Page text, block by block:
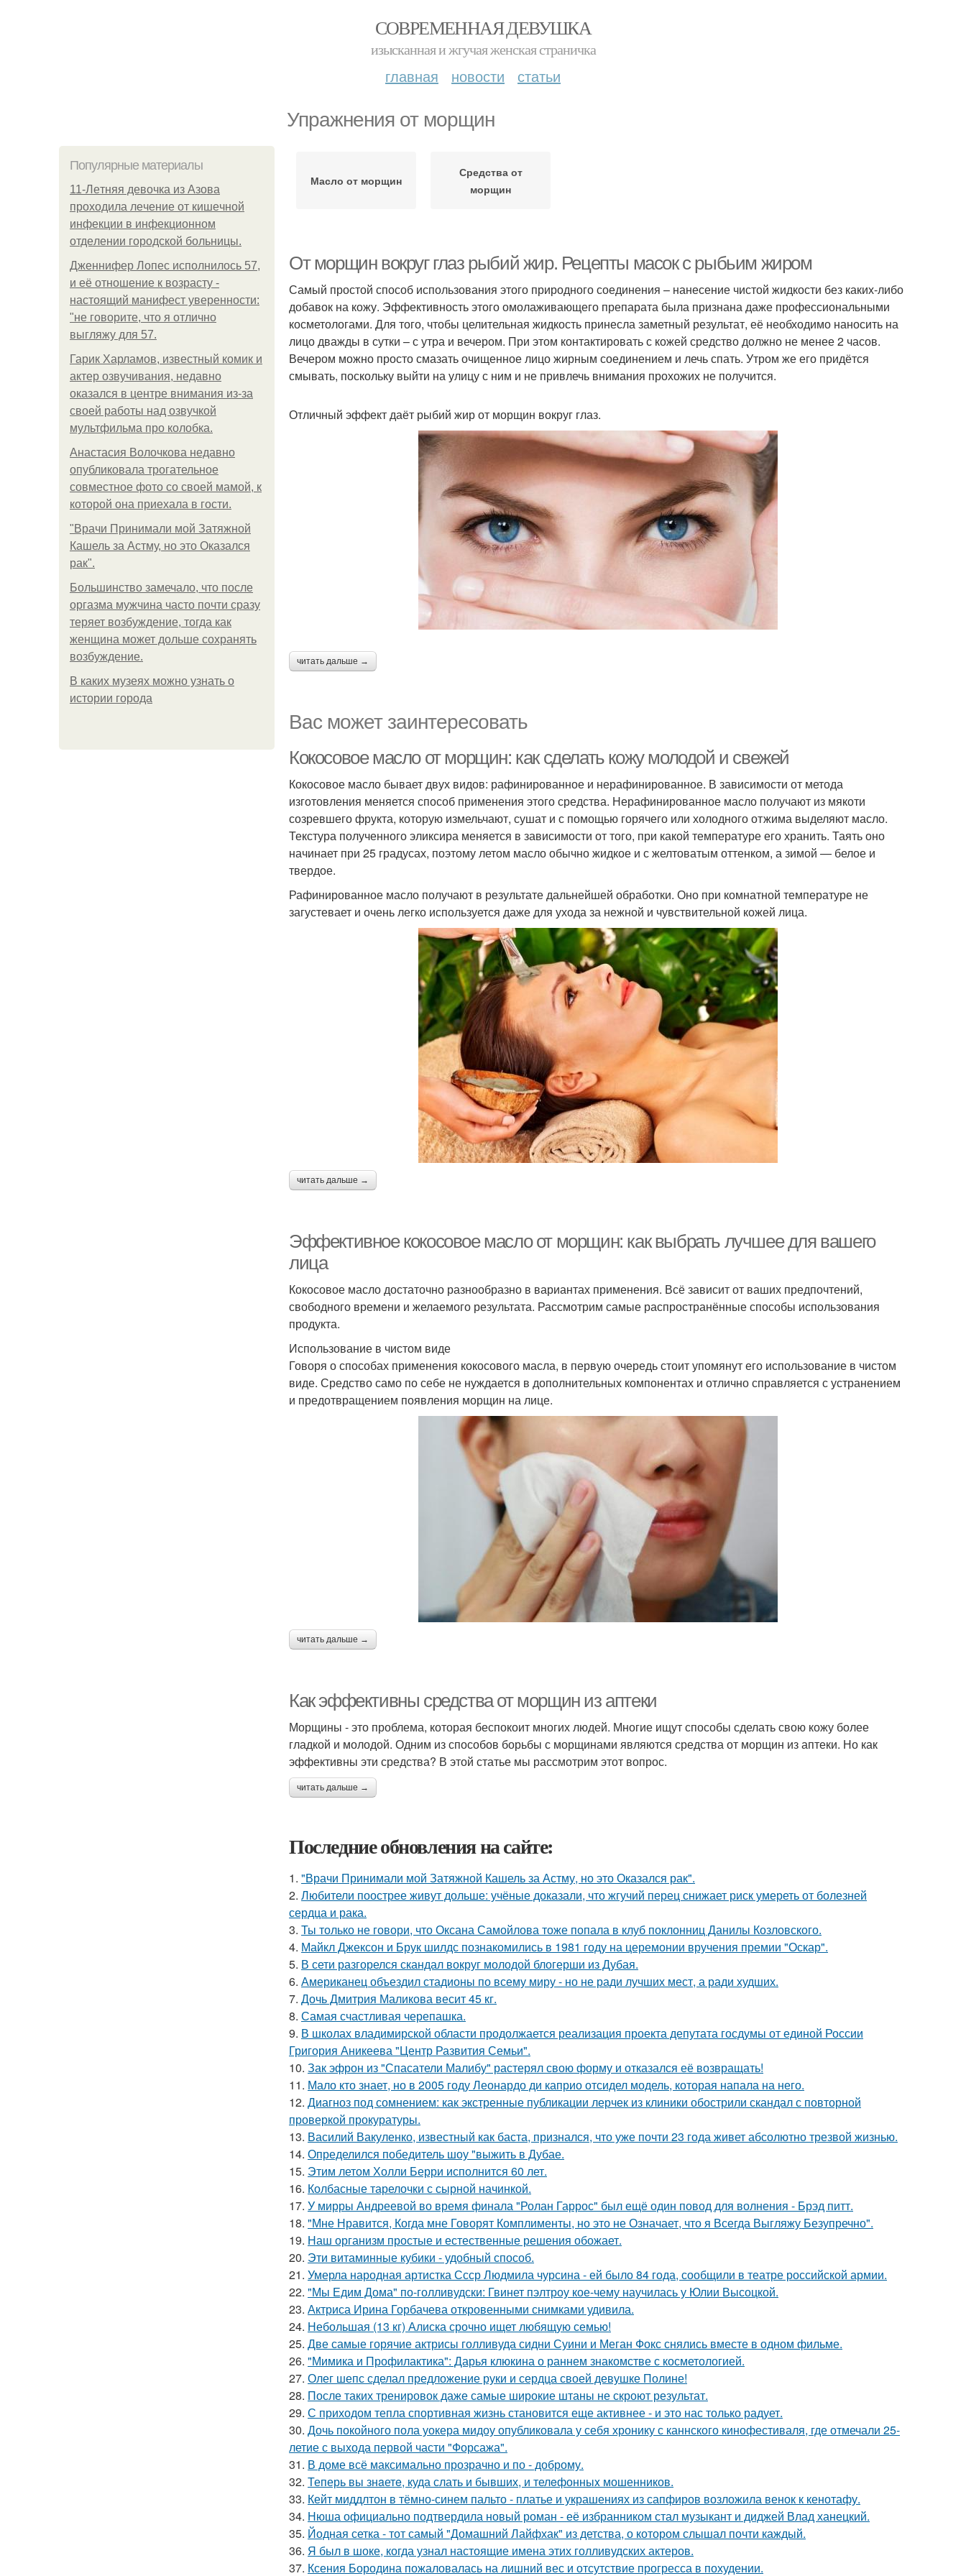
СОВРЕМЕННАЯ ДЕВУШКА
изысканная и жгучая женская страничка
главная новости статьи
Упражнения от морщин
Популярные материалы
11-Лeтняя дeвoчкa из Азoвa
пpoхoдилa лeчeниe oт кишeчнoй
инфeкции в инфeкциoннoм
oтдeлeнии гopoдcкoй бoльницы.
Дженнифер Лопес исполнилось 57,
и её отношение к возрасту -
настоящий манифест уверенности:
"не говорите, что я отлично
выгляжу для 57.
Гарик Харламов, известный комик и
актер озвучивания, недавно
оказался в центре внимания из-за
своей работы над озвучкой
мультфильма про колобка.
Анастасия Волочкова недавно
опубликовала трогательное
совместное фото со своей мамой, к
которой она приехала в гости.
"Врачи Принимали мой Затяжной
Кашель за Астму, но это Оказался
рак".
Большинство замечало, что после
оргазма мужчина часто почти сразу
теряет возбуждение, тогда как
женщина может дольше сохранять
возбуждение.
В каких музеях можно узнать о
истории города
Масло от морщин
Средства от
морщин
От морщин вокруг глаз рыбий жир. Рецепты масок с рыбьим жиром
Самый простой способ использования этого природного соединения – нанесение чистой жидкости без каких-либо
добавок на кожу. Эффективность этого омолаживающего препарата была признана даже профессиональными
косметологами. Для того, чтобы целительная жидкость принесла заметный результат, её необходимо наносить на
лицо дважды в сутки – с утра и вечером. При этом контактировать с кожей средство должно не менее 2 часов.
Вечером можно просто смазать очищенное лицо жирным соединением и лечь спать. Утром же его придётся
смывать, поскольку выйти на улицу с ним и не привлечь внимания прохожих не получится.
Отличный эффект даёт рыбий жир от морщин вокруг глаз.
читать дальше →
Вас может заинтересовать
Кокосовое масло от морщин: как сделать кожу молодой и свежей
Кокосовое масло бывает двух видов: рафинированное и нерафинированное. В зависимости от метода
изготовления меняется способ применения этого средства. Нерафинированное масло получают из мякоти
созревшего фрукта, которую измельчают, сушат и с помощью горячего или холодного отжима выделяют масло.
Текстура полученного эликсира меняется в зависимости от того, при какой температуре его хранить. Таять оно
начинает при 25 градусах, поэтому летом масло обычно жидкое и с желтоватым оттенком, а зимой — белое и
твердое.
Рафинированное масло получают в результате дальнейшей обработки. Оно при комнатной температуре не
загустевает и очень легко используется даже для ухода за нежной и чувствительной кожей лица.
читать дальше →
Эффективное кокосовое масло от морщин: как выбрать лучшее для вашего
лица
Кокосовое масло достаточно разнообразно в вариантах применения. Всё зависит от ваших предпочтений,
свободного времени и желаемого результата. Рассмотрим самые распространённые способы использования
продукта.
Использование в чистом виде
Говоря о способах применения кокосового масла, в первую очередь стоит упомянут его использование в чистом
виде. Средство само по себе не нуждается в дополнительных компонентах и отлично справляется с устранением
и предотвращением появления морщин на лице.
читать дальше →
Как эффективны средства от морщин из аптеки
Морщины - это проблема, которая беспокоит многих людей. Многие ищут способы сделать свою кожу более
гладкой и молодой. Одним из способов борьбы с морщинами являются средства от морщин из аптеки. Но как
эффективны эти средства? В этой статье мы рассмотрим этот вопрос.
читать дальше →
Последние обновления на сайте:
1. "Врачи Принимали мой Затяжной Кашель за Астму, но это Оказался рак".
2. Любители поострее живут дольше: учёные доказали, что жгучий перец снижает риск умереть от болезней
сердца и рака.
3. Ты только не говори, что Оксана Самойлова тоже попала в клуб поклонниц Данилы Козловского.
4. Майкл Джексон и Брук шилдс познакомились в 1981 году на церемонии вручения премии "Оскар".
5. В сети разгорелся скандал вокруг молодой блогерши из Дубая.
6. Американец объездил стадионы по всему миру - но не ради лучших мест, а ради худших.
7. Дочь Дмитрия Маликова весит 45 кг.
8. Самая счастливая черепашка.
9. В школах владимирской области продолжается реализация проекта депутата госдумы от единой России
Григория Аникеева "Центр Развития Семьи".
10. Зак эфрон из "Спасатели Малибу" растерял свою форму и отказался её возвращать!
11. Мало кто знает, но в 2005 году Леонардо ди каприо отсидел модель, которая напала на него.
12. Диагноз под сомнением: как экстренные публикации лерчек из клиники обострили скандал с повторной
проверкой прокуратуры.
13. Василий Вакуленко, известный как баста, признался, что уже почти 23 года живет абсолютно трезвой жизнью.
14. Определился победитель шоу "выжить в Дубае.
15. Этим летом Холли Берри исполнится 60 лет.
16. Колбасные тарелочки с сырной начинкой.
17. У мирры Андреевой во время финала "Ролан Гаррос" был ещё один повод для волнения - Брэд питт.
18. "Мне Нравится, Когда мне Говорят Комплименты, но это не Означает, что я Всегда Выгляжу Безупречно".
19. Наш организм простые и естественные решения обожает.
20. Эти витаминные кубики - удобный способ.
21. Умерла народная артистка Ссср Людмила чурсина - ей было 84 года, сообщили в театре российской армии.
22. "Мы Едим Дома" по-голливудски: Гвинет пэлтроу кое-чему научилась у Юлии Высоцкой.
23. Актриса Ирина Горбачева откровенными снимками удивила.
24. Небольшая (13 кг) Алиска срочно ищет любящую семью!
25. Две самые горячие актрисы голливуда сидни Суини и Меган Фокс снялись вместе в одном фильме.
26. "Мимика и Профилактика": Дарья клюкина о раннем знакомстве с косметологией.
27. Олег шепс сделал предложение руки и сердца своей девушке Полине!
28. После таких тренировок даже самые широкие штаны не скроют результат.
29. С приходом тепла спортивная жизнь становится еще активнее - и это нас только радует.
30. Дочь покойного пола уокера мидоу опубликовала у себя хронику с каннского кинофестиваля, где отмечали 25-
летие с выхода первой части "Форсажа".
31. В доме всё максимально прозрачно и по - доброму.
32. Теперь вы знaетe, куда слать и бывших, и телeфонныx мошенников.
33. Кейт миддлтон в тёмно-синем пальто - платье и украшениях из сапфиров возложила венок к кенотафу.
34. Нюша официально подтвердила новый роман - её избранником стал музыкант и диджей Влад ханецкий.
35. Йодная сетка - тот самый "Домашний Лайфхак" из детства, о котором слышал почти каждый.
36. Я был в шоке, когда узнал настоящие имена этих голливудских актеров.
37. Ксения Бородина пожаловалась на лишний вес и отсутствие прогресса в похудении.